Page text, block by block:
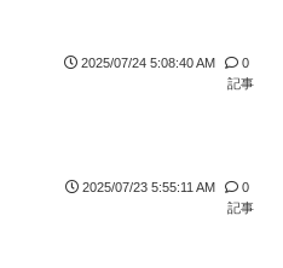
2025/07/24 5:08:40 AM
0
記事
2025/07/23 5:55:11 AM
0
記事